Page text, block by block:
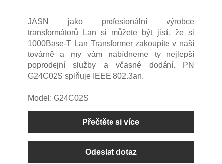
JASN jako profesionální výrobce
transformátorů Lan si můžete být jisti, že si
1000Base-T Lan Transformer zakoupíte v naší
továrně a my vám nabídneme ty nejlepší
poprodejní služby a včasné dodání. PN
G24C02S splňuje IEEE 802.3an.
Model: G24C02S
Přečtěte si více
Odeslat dotaz